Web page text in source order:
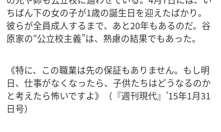
ちばん下の女の子が1歳の誕生日を迎えたばかり。
彼らが全員成人するまで、あと20年もあるのだ。谷
原家の“公立校主義”は、熟慮の結果でもあった。
《特に、この職業は先の保証もありません。もし明
日、仕事がなくなったら、子供たちはどうなるのか
と考えたら怖いですよ》（『週刊現代』’15年1月31
日号）